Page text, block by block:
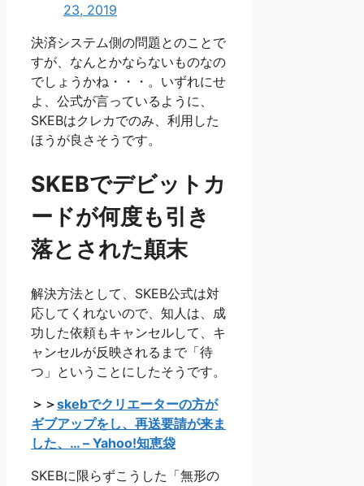
23, 2019
決済システム側の問題とのことで
すが、なんとかならないものなの
でしょうかね・・・。いずれにせ
よ、公式が言っているように、
SKEBはクレカでのみ、利用した
ほうが良さそうです。
SKEBでデビットカ
ードが何度も引き
落とされた顛末
解決方法として、SKEB公式は対
応してくれないので、知人は、成
功した依頼もキャンセルして、キ
ャンセルが反映されるまで「待
つ」ということにしたそうです。
＞＞skebでクリエーターの方が
ギブアップをし、再送要請が来ま
した、… – Yahoo!知恵袋
SKEBに限らずこうした「無形の